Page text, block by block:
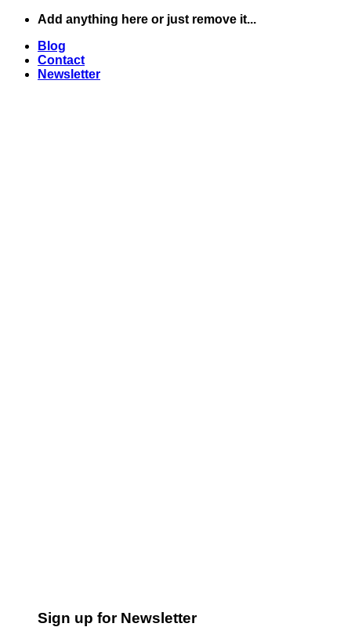
Skip
content
Add anything here or just remove it...
Blog
Contact
Newsletter
Sign up for Newsletter